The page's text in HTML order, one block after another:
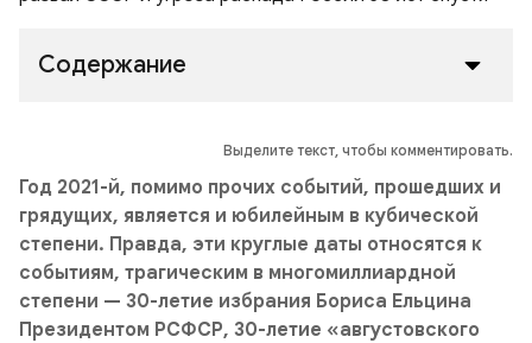
Содержание
Выделите текст, чтобы комментировать.
Год 2021-й, помимо прочих событий, прошедших и
грядущих, является и юбилейным в кубической
степени. Правда, эти круглые даты относятся к
событиям, трагическим в многомиллиардной
степени — 30-летие избрания Бориса Ельцина
Президентом РСФСР, 30-летие «августовского